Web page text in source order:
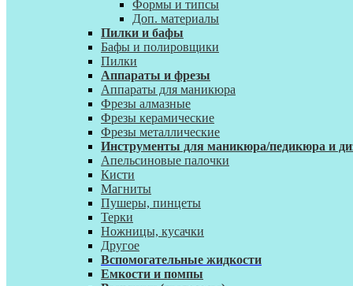
Формы и типсы
Доп. материалы
Пилки и бафы
Бафы и полировщики
Пилки
Аппараты и фрезы
Аппараты для маникюра
Фрезы алмазные
Фрезы керамические
Фрезы металлические
Инструменты для маникюра/педикюра и
Апельсиновые палочки
Кисти
Магниты
Пушеры, пинцеты
Терки
Ножницы, кусачки
Другое
Вспомогательные жидкости
Емкости и помпы